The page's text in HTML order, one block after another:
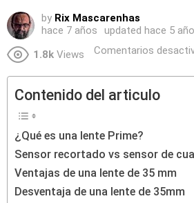
by Rix Mascarenhas
hace 7 años
updated hace 5
1.8k Views Comentarios
Contenido del articulo
¿Qué es una lente Prime?
Sensor recortado vs sensor de
Ventajas de una lente de 35 mm
Desventaja de una lente de 35mm